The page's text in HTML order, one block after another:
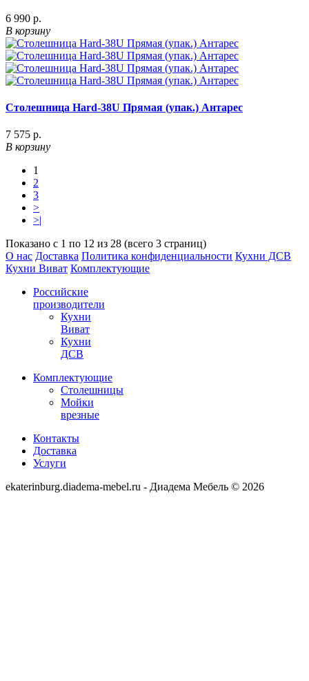
6 990 р.
В корзину
Столешница Hard-38U Прямая (упак.) Антарес
7 575 р.
В корзину
1
2
3
>
>|
Показано с 1 по 12 из 28 (всего 3 страниц)
О нас Доставка Политика конфиденциальности Кухни ДСВ
Кухни Виват Комплектующие
Российские
производители
Кухни
Виват
Кухни
ДСВ
Комплектующие
Столешницы
Мойки
врезные
Контакты
Доставка
Услуги
ekaterinburg.diadema-mebel.ru - Диадема Мебель © 2026